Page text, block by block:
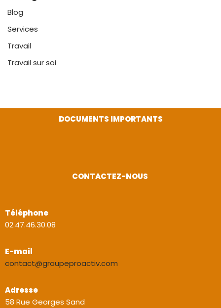
Blog
Services
Travail
Travail sur soi
DOCUMENTS IMPORTANTS
CONTACTEZ-NOUS
Téléphone
02.47.46.30.08
E-mail
contact@groupeproactiv.com
Adresse
58 Rue Georges Sand